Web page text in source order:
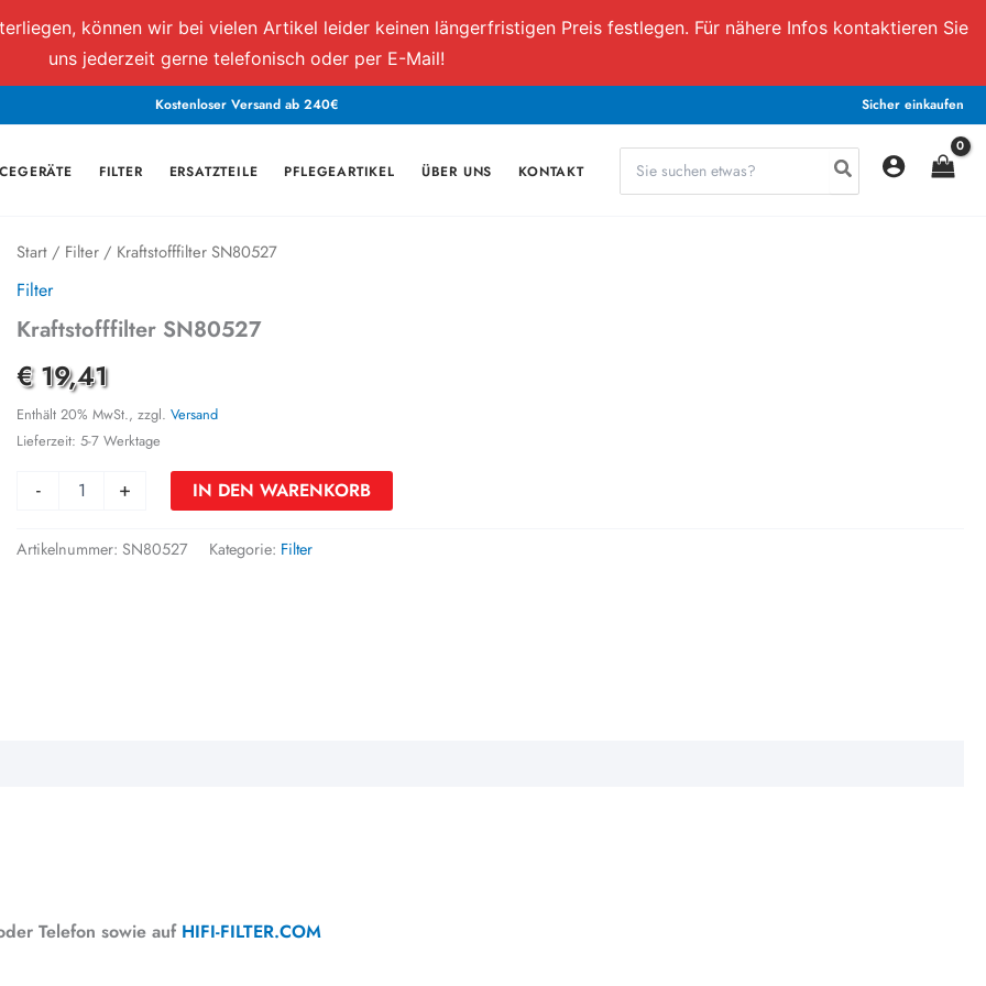
können wir bei vielen Artikel leider keinen längerfristigen Preis festlegen. Für nähere Infos kontaktieren Sie
uns jederzeit gerne telefonisch oder per E-Mail!
Kostenloser Versand ab 240€ Sicher einkaufen
FILTER ERSATZTEILE PFLEGEARTIKEL ÜBER UNS KONTAKT
for:
Start / Filter / Kraftstofffilter SN80527
Filter
Kraftstofffilter SN80527
€19,41
Enthält 20% MwSt., zzgl.Versand
Lieferzeit: 5-7 Werktage
-
Kraftstofffilter
Menge
+ IN DEN WARENKORB
Artikelnummer:SN80527 Kategorie: Filter
Telefon sowie auf HIFI-FILTER.COM